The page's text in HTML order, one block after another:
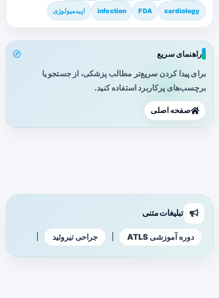
cardiology
FDA
infection اپیدمیولوژی
راهنمای سریع
برای پیدا کردن سریع‌تر مطالب پزشکی، از جستجو یا
برچسب‌های پرکاربرد استفاده کنید.
صفحه اصلی
تبلیغات متنی
دوره آموزشی ATLS جراحی تیروئید